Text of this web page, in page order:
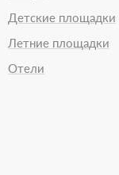
Детские площадки
Летние площадки
Отели